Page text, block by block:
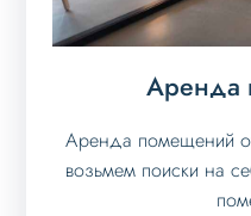
Аренда
Аренда помещений
возьмем поиски на